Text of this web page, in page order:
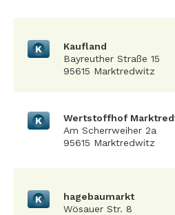
K
Kaufland
Bayreuther Straße 15
95615 Marktredwitz
K
Wertstoffhof
Am Scherrweiher 2a
95615 Marktredwitz
K
hagebaumarkt
Wösauer Str. 8